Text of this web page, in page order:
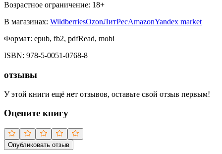
Возрастное ограничение: 18+
В магазинах: WildberriesOzonЛитРесAmazonYandex market
Формат: epub, fb2, pdfRead, mobi
ISBN: 978-5-0051-0768-8
отзывы
У этой книги ещё нет отзывов, оставьте свой отзыв первым!
Оцените книгу
Опубликовать отзыв